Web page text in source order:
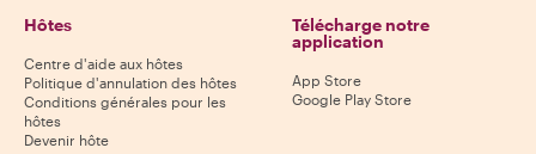
Hôtes
Centre d'aide aux hôtes
Politique d'annulation des hôtes
Conditions générales pour les
hôtes
Devenir hôte
Télécharge notre
application
App Store
Google Play Store